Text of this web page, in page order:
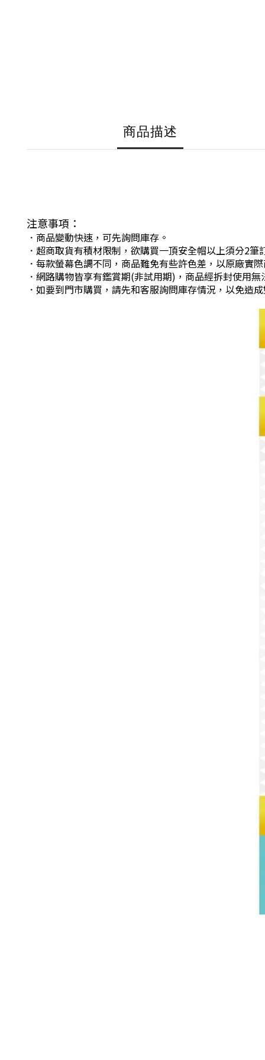
商品描述
注意事項：
．商品變動快速，可先詢問庫存。
．超商取貨有積材限制，欲購買一頂安全帽以上須分2筆
．每款螢幕色調不同，商品難免有些許色差，以原廠實
．網路購物皆享有鑑賞期(非試用期)，商品經拆封使用
．如要到門市購買，請先和客服詢問庫存情況，以免造